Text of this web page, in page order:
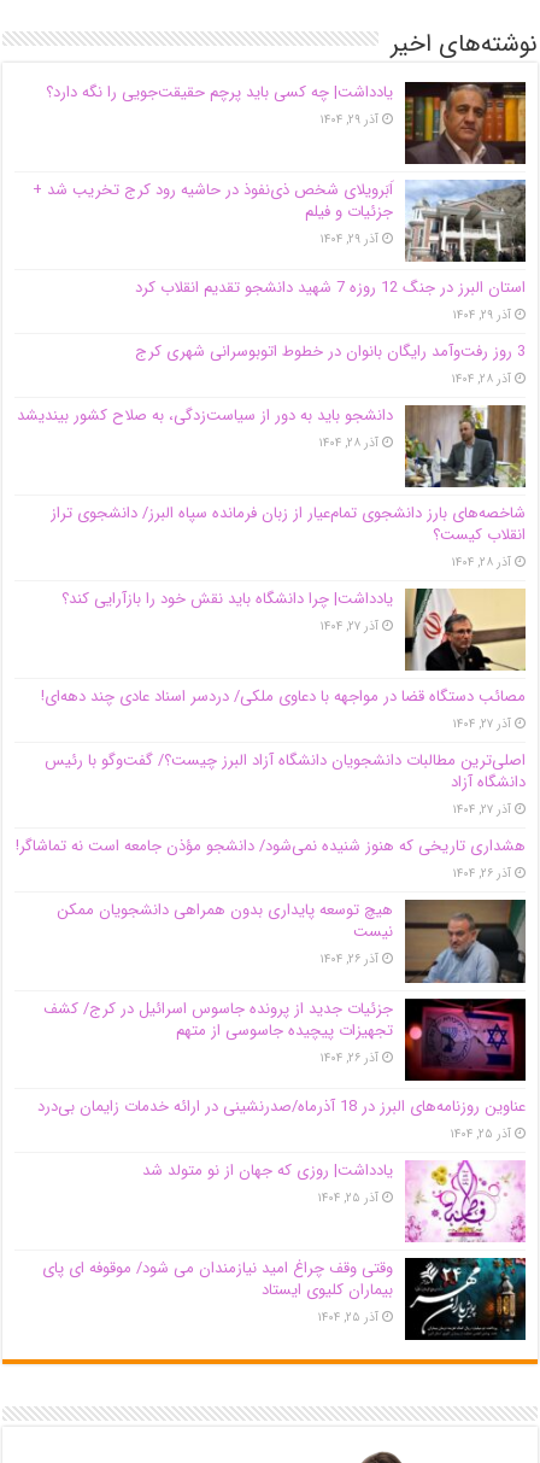
نوشته‌های اخیر
یادداشت| ‌چه کسی باید پرچم حقیقت‌جویی را نگه دارد؟
آذر ۲۹, ۱۴۰۴
اَبَر‌ویلای شخص ذی‌نفوذ در حاشیه‌ رود کرج تخریب شد +
جزئیات و فیلم
آذر ۲۹, ۱۴۰۴
استان البرز در جنگ 12 روزه 7 شهید دانشجو تقدیم انقلاب کرد
آذر ۲۹, ۱۴۰۴
3 روز رفت‌وآمد رایگان بانوان در خطوط اتوبوسرانی شهری کرج
آذر ۲۸, ۱۴۰۴
دانشجو باید به دور از سیاست‌زدگی، به صلاح کشور بیندیشد
آذر ۲۸, ۱۴۰۴
شاخصه‌های بارز دانشجوی تمام‌عیار از زبان فرمانده سپاه البرز/ دانشجوی تراز
انقلاب کیست؟
آذر ۲۸, ۱۴۰۴
یادداشت| چرا دانشگاه باید نقش خود را بازآرایی کند؟
آذر ۲۷, ۱۴۰۴
مصائب دستگاه قضا در مواجهه با دعاوی ملکی/ دردسر اسناد عادی چند‌ دهه‌ای!
آذر ۲۷, ۱۴۰۴
اصلی‌ترین مطالبات دانشجویان دانشگاه آزاد البرز چیست؟/ گفت‌وگو با رئیس
دانشگاه آز‌اد
آذر ۲۷, ۱۴۰۴
هشداری تاریخی که هنوز شنیده نمی‌شود/ دانشجو مؤذن جامعه است نه تماشاگر!
آذر ۲۶, ۱۴۰۴
هیچ توسعه پایداری بدون همراهی دانشجویان ممکن
نیست
آذر ۲۶, ۱۴۰۴
جزئیات جدید از پرونده جاسوس اسرائیل در کرج/‌ کشف
تجهیزات پیچیده جاسوسی از متهم
آذر ۲۶, ۱۴۰۴
عناوین روزنامه‌های البرز در ‌18 آذرماه/صدرنشینی در ارائه خدمات زایمان بی‌درد
آذر ۲۵, ۱۴۰۴
یادداشت| روزی که جهان از نو متولد شد
آذر ۲۵, ۱۴۰۴
وقتی وقف چراغ امید نیازمندان می شود/ موقوفه ای پای
بیماران کلیوی ایستاد
آذر ۲۵, ۱۴۰۴